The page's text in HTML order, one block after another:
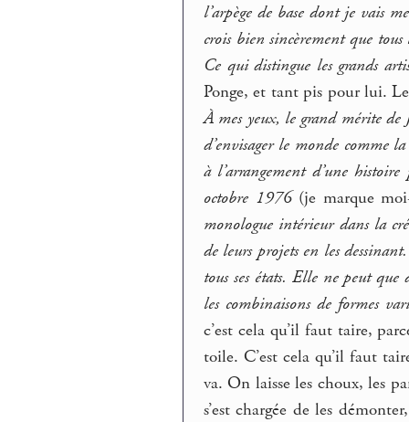
l’arpège de base dont je vais
crois bien sincèrement que
Ce qui distingue les grands
Ponge, et tant pis pour lui.
À mes yeux, le grand mérite de
d’envisager le monde comme
à l’arrangement d’une
octobre 1976(je marque
monologue intérieur dans la
de leurs projets en les
tous ses états. Elle ne peut que
les combinaisons de formes
c’est cela qu’il faut taire,
toile. C’est cela qu’il faut
va. On laisse les choux, les
s’est chargée de les